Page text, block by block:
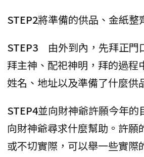
STEP2將準備的供品、金紙整
STEP3 由外到內，先拜正門
拜主神、配祀神明，拜的過程
姓名、地址以及準備了什麼供
STEP4並向財神爺許願今年的
向財神爺尋求什麼幫助。許願
或不切實際，可以舉一些實際